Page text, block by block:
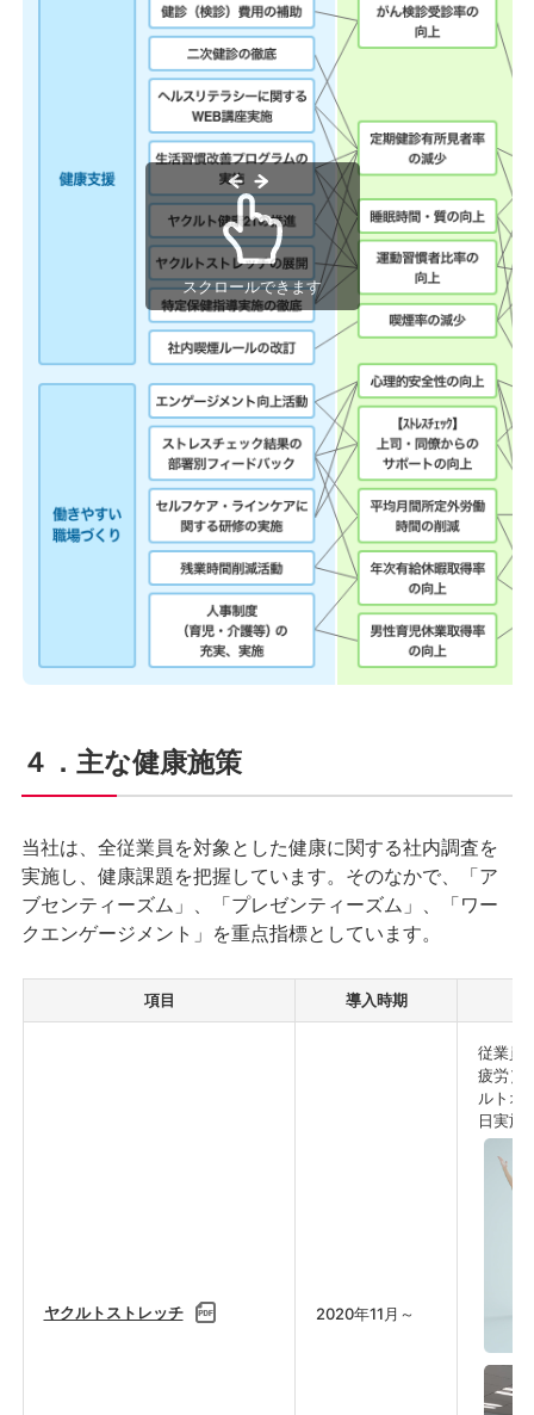
スクロールできます
４．主な健康施策
当社は、全従業員を対象とした健康に関する社内調査を
実施し、健康課題を把握しています。そのなかで、「ア
ブセンティーズム」、「プレゼンティーズム」、「ワー
クエンゲージメント」を重点指標としています。
項目 導入時期
ヤクルトストレッチ 2020年11月～
従業員
疲労）
ルトオ
日実施